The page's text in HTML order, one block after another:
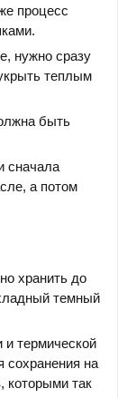
процесс
нужно сразу
теплым
быть
сначала
а потом
хранить до
темный
и термической
сохранения на
которыми так